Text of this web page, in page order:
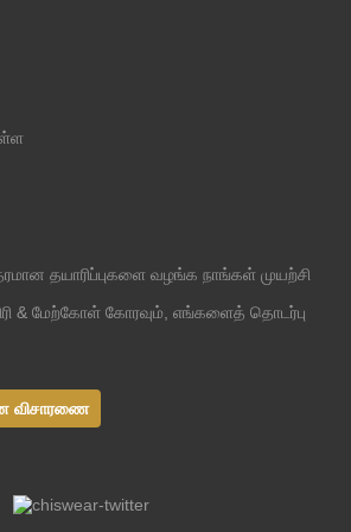
தயாரிப்புகளை வழங்க நாங்கள் முயற்சி
& மேற்கோள் கோரவும், எங்களைத் தொடர்பு
விசாரணை